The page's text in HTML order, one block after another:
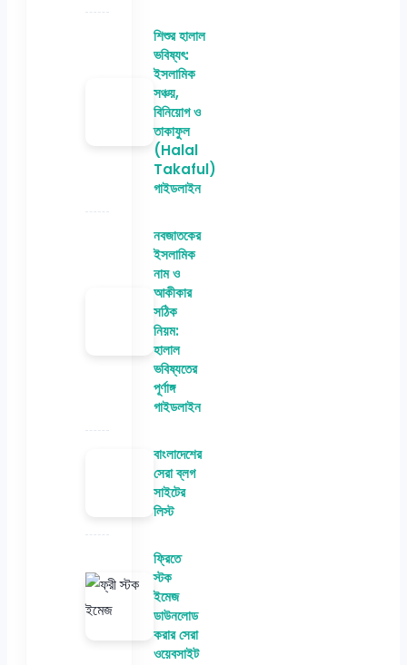
শিশুর হালাল
ভবিষ্যৎ:
ইসলামিক
সঞ্চয়,
বিনিয়োগ ও
তাকাফুল
(Halal
Takaful)
গাইডলাইন
নবজাতকের
ইসলামিক
নাম ও
আকীকার
সঠিক
নিয়ম:
হালাল
ভবিষ্যতের
পূর্ণাঙ্গ
গাইডলাইন
বাংলাদেশের
সেরা ব্লগ
সাইটের
লিস্ট
ফ্রিতে
স্টক
ইমেজ
ডাউনলোড
করার সেরা
ওয়েবসাইট